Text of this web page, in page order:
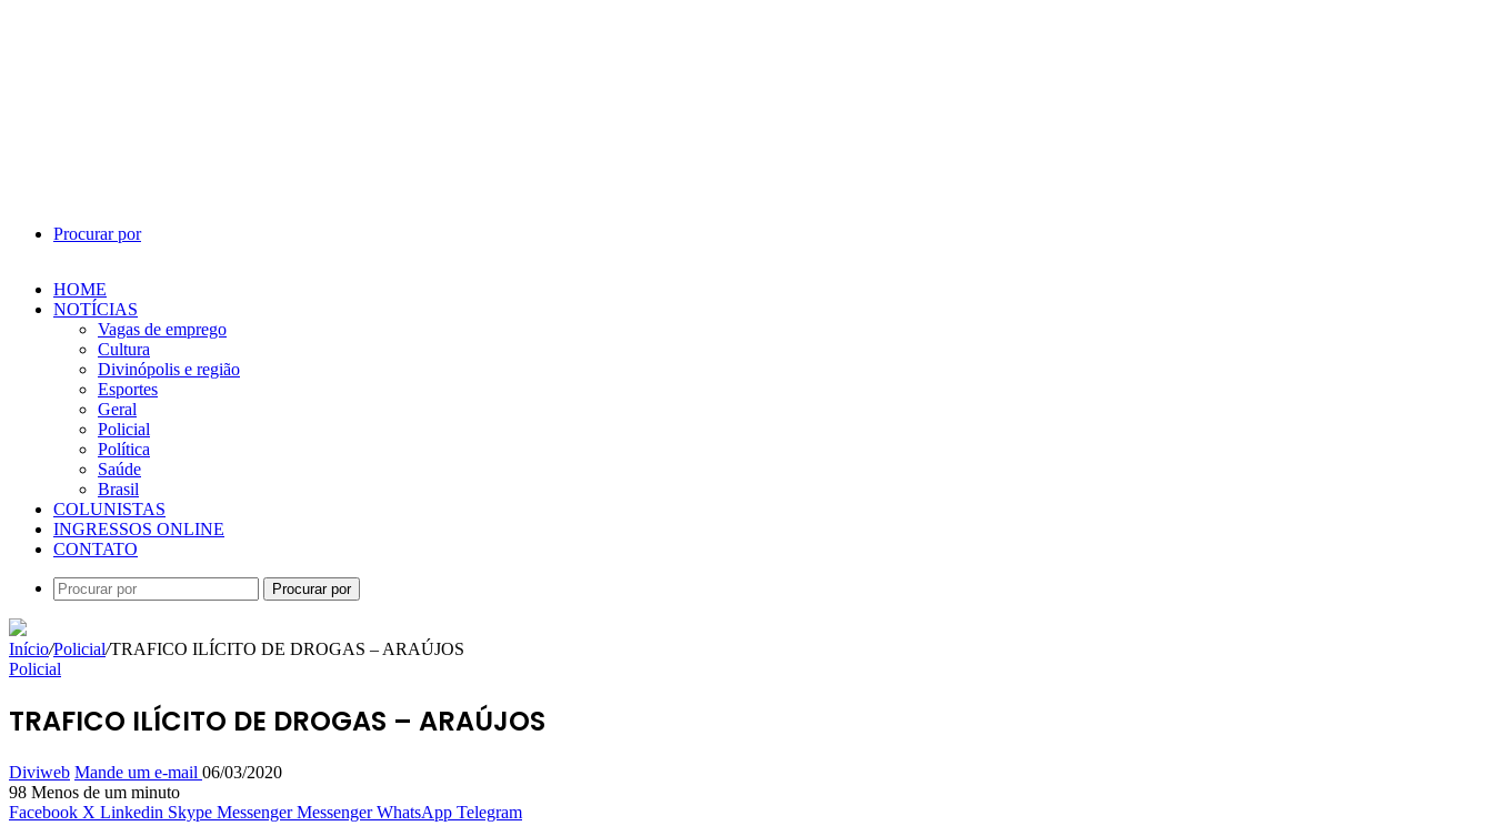
Procurar por
HOME
NOTÍCIAS
Vagas de emprego
Cultura
Divinópolis e região
Esportes
Geral
Policial
Política
Saúde
Brasil
COLUNISTAS
INGRESSOS ONLINE
CONTATO
Procurar por
Início/Policial/TRAFICO ILÍCITO DE DROGAS – ARAÚJOS
Policial
TRAFICO ILÍCITO DE DROGAS – ARAÚJOS
Diviweb Mande um e-mail 06/03/2020
98 Menos de um minuto
Facebook X Linkedin Skype Messenger Messenger WhatsApp Telegram